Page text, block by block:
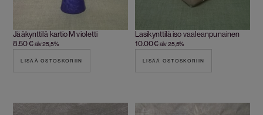
Jääkynttilä kartio M violetti
8.50€alv 25,5%
LISÄÄ OSTOSKORIIN
Lasikynttilä iso vaaleanpunainen
10.00€alv 25,5%
LISÄÄ OSTOSKORIIN